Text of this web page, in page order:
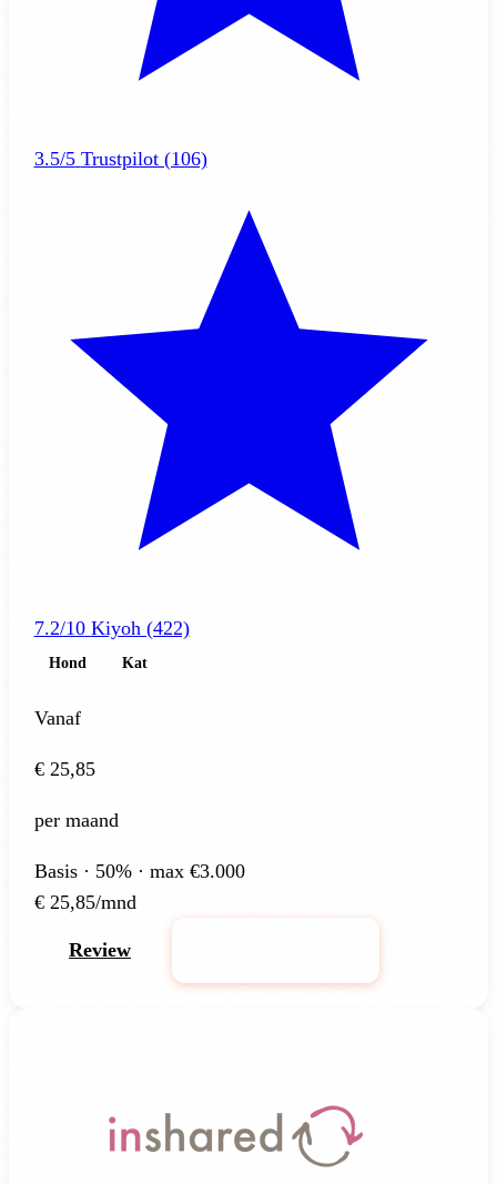
3.5/5 Trustpilot (106)
7.2/10 Kiyoh (422)
Hond Kat
Vanaf
€ 25,85
per maand
Basis · 50% · max €3.000
€ 25,85/mnd
Review